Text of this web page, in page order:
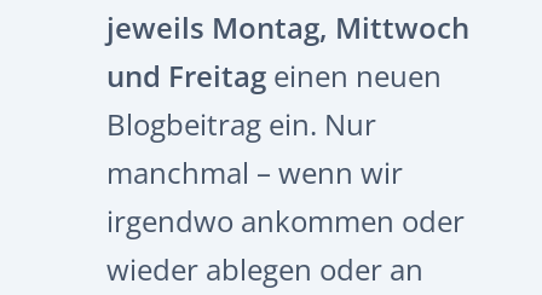
jeweils Montag, Mittwoch
und Freitag einen neuen
Blogbeitrag ein. Nur
manchmal – wenn wir
irgendwo ankommen oder
wieder ablegen oder an